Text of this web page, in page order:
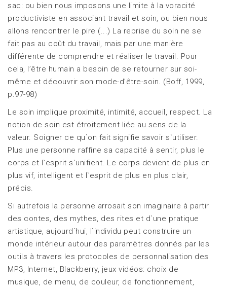
sac: ou bien nous imposons une limite à la voracité
productiviste en associant travail et soin, ou bien nous
allons rencontrer le pire (...) La reprise du soin ne se
fait pas au coût du travail, mais par une manière
différente de comprendre et réaliser le travail. Pour
cela, l’être humain a besoin de se retourner sur soi-
même et découvrir son mode-d’être-soin. (Boff, 1999,
p.97-98)
Le soin implique proximité, intimité, accueil, respect. La
notion de soin est étroitement liée au sens de la
valeur. Soigner ce qu`on fait signifie savoir s`utiliser.
Plus une personne raffine sa capacité à sentir, plus le
corps et l`esprit s`unifient. Le corps devient de plus en
plus vif, intelligent et l`esprit de plus en plus clair,
précis.
Si autrefois la personne arrosait son imaginaire à partir
des contes, des mythes, des rites et d`une pratique
artistique, aujourd´hui, l`individu peut construire un
monde intérieur autour des paramètres donnés par les
outils à travers les protocoles de personnalisation des
MP3, Internet, Blackberry, jeux vidéos: choix de
musique, de menu, de couleur, de fonctionnement,